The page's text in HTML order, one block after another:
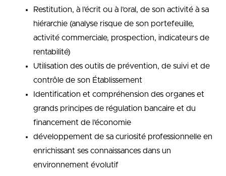
Restitution, à l’écrit ou à l’oral, de son activité à sa
hiérarchie (analyse risque de son portefeuille,
activité commerciale, prospection, indicateurs de
rentabilité)
Utilisation des outils de prévention, de suivi et de
contrôle de son Établissement
Identification et compréhension des organes et
grands principes de régulation bancaire et du
financement de l’économie
développement de sa curiosité professionnelle en
enrichissant ses connaissances dans un
environnement évolutif